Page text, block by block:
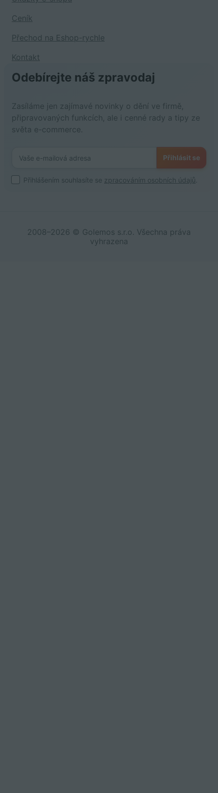
Ceník
Přechod na Eshop-rychle
Kontakt
Odebírejte náš zpravodaj
Zasíláme jen zajímavé novinky o dění ve firmě,
připravovaných funkcích, ale i cenné rady a tipy ze
světa e-commerce.
Přihlásit se
Přihlášením souhlasíte se zpracováním osobních údajů
2008–2026 © Golemos s.r.o. Všechna práva
vyhrazena